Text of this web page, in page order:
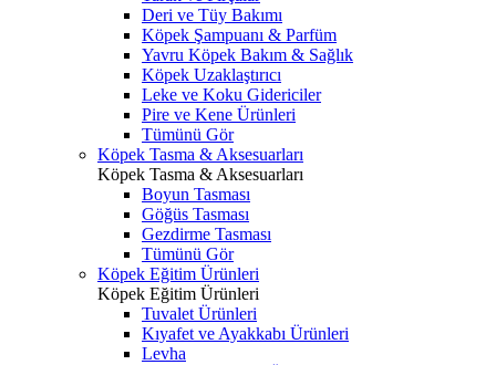
Deri ve Tüy Bakımı
Köpek Şampuanı & Parfüm
Yavru Köpek Bakım & Sağlık
Köpek Uzaklaştırıcı
Leke ve Koku Gidericiler
Pire ve Kene Ürünleri
Tümünü Gör
Köpek Tasma & Aksesuarları
Köpek Tasma & Aksesuarları
Boyun Tasması
Göğüs Tasması
Gezdirme Tasması
Tümünü Gör
Köpek Eğitim Ürünleri
Köpek Eğitim Ürünleri
Tuvalet Ürünleri
Kıyafet ve Ayakkabı Ürünleri
Levha